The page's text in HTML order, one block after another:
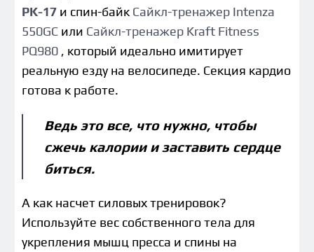
PK-17 и спин-байк Сайкл-тренажер Intenza
550GC или Сайкл-тренажер Kraft Fitness
PQ980 , который идеально имитирует
реальную езду на велосипеде. Секция кардио
готова к работе.
Ведь это все, что нужно, чтобы
сжечь калории и заставить сердце
биться.
А как насчет силовых тренировок?
Используйте вес собственного тела для
укрепления мышц пресса и спины на